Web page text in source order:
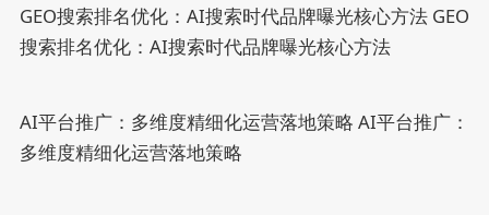
GEO搜索排名优化：AI搜索时代品牌曝光核心方法 GEO
搜索排名优化：AI搜索时代品牌曝光核心方法
AI平台推广：多维度精细化运营落地策略 AI平台推广：
多维度精细化运营落地策略